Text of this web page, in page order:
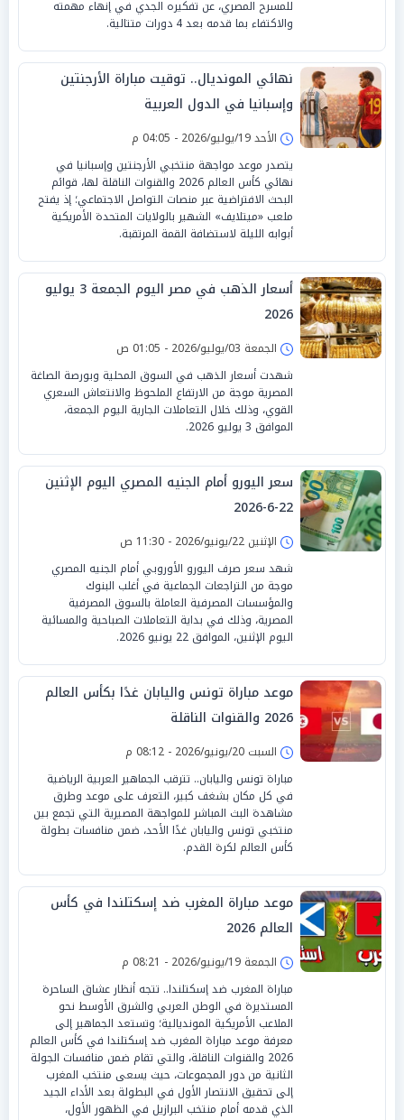
للمسرح المصري، عن تفكيره الجدي في إنهاء مهمته
والاكتفاء بما قدمه بعد 4 دورات متتالية.
نهائي المونديال.. توقيت مباراة الأرجنتين
وإسبانيا في الدول العربية
الأحد 19/يوليو/2026 - 04:05 م
يتصدر موعد مواجهة منتخبي الأرجنتين وإسبانيا في
نهائي كأس العالم 2026 والقنوات الناقلة لها، قوائم
البحث الافتراضية عبر منصات التواصل الاجتماعي؛ إذ يفتح
ملعب «ميتلايف» الشهير بالولايات المتحدة الأمريكية
أبوابه الليلة لاستضافة القمة المرتقبة.
أسعار الذهب في مصر اليوم الجمعة 3 يوليو
2026
الجمعة 03/يوليو/2026 - 01:05 ص
شهدت أسعار الذهب في السوق المحلية وبورصة الصاغة
المصرية موجة من الارتفاع الملحوظ والانتعاش السعري
القوي، وذلك خلال التعاملات الجارية اليوم الجمعة،
الموافق 3 يوليو 2026.
سعر اليورو أمام الجنيه المصري اليوم الإثنين
22-6-2026
الإثنين 22/يونيو/2026 - 11:30 ص
شهد سعر صرف اليورو الأوروبي أمام الجنيه المصري
موجة من التراجعات الجماعية في أغلب البنوك
والمؤسسات المصرفية العاملة بالسوق المصرفية
المصرية، وذلك في بداية التعاملات الصباحية والمسائية
اليوم الإثنين، الموافق 22 يونيو 2026.
موعد مباراة تونس واليابان غدًا بكأس العالم
2026 والقنوات الناقلة
السبت 20/يونيو/2026 - 08:12 م
مباراة تونس واليابان.. تترقب الجماهير العربية الرياضية
في كل مكان بشغف كبير، التعرف على موعد وطرق
مشاهدة البث المباشر للمواجهة المصيرية التي تجمع بين
منتخبي تونس واليابان غدًا الأحد، ضمن منافسات بطولة
كأس العالم لكرة القدم.
موعد مباراة المغرب ضد إسكتلندا في كأس
العالم 2026
الجمعة 19/يونيو/2026 - 08:21 م
مباراة المغرب ضد إسكتلندا.. تتجه أنظار عشاق الساحرة
المستديرة في الوطن العربي والشرق الأوسط نحو
الملاعب الأمريكية المونديالية؛ وتستعد الجماهير إلى
معرفة موعد مباراة المغرب ضد إسكتلندا في كأس العالم
2026 والقنوات الناقلة، والتي تقام ضمن منافسات الجولة
الثانية من دور المجموعات، حيث يسعى منتخب المغرب
إلى تحقيق الانتصار الأول في البطولة بعد الأداء الجيد
الذي قدمه أمام منتخب البرازيل في الظهور الأول،